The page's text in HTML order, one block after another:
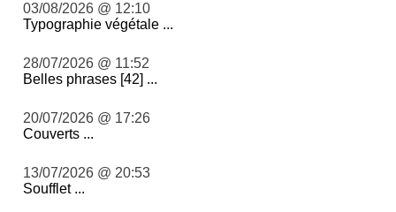
03/08/2026 @ 12:10
Typographie végétale ...
28/07/2026 @ 11:52
Belles phrases [42] ...
20/07/2026 @ 17:26
Couverts ...
13/07/2026 @ 20:53
Soufflet ...